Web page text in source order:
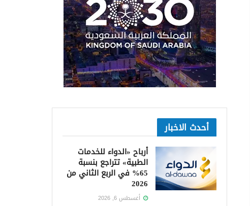
أحدث الاخبار
أرباح «الدواء للخدمات
الطبية» تتراجع بنسبة
65% في الربع الثاني من
2026
أغسطس 6, 2026